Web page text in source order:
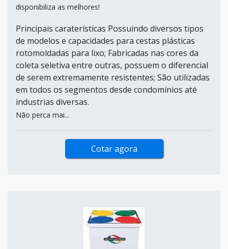
disponibiliza as melhores!
Principais caraterísticas Possuindo diversos tipos
de modelos e capacidades para cestas plásticas
rotomoldadas para lixo; Fabricadas nas cores da
coleta seletiva entre outras, possuem o diferencial
de serem extremamente resistentes; São utilizadas
em todos os segmentos desde condomínios até
industrias diversas.
Não perca mai...
Cotar agora